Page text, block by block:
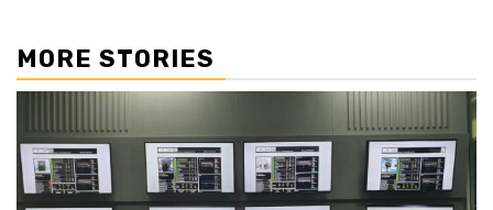
MORE STORIES